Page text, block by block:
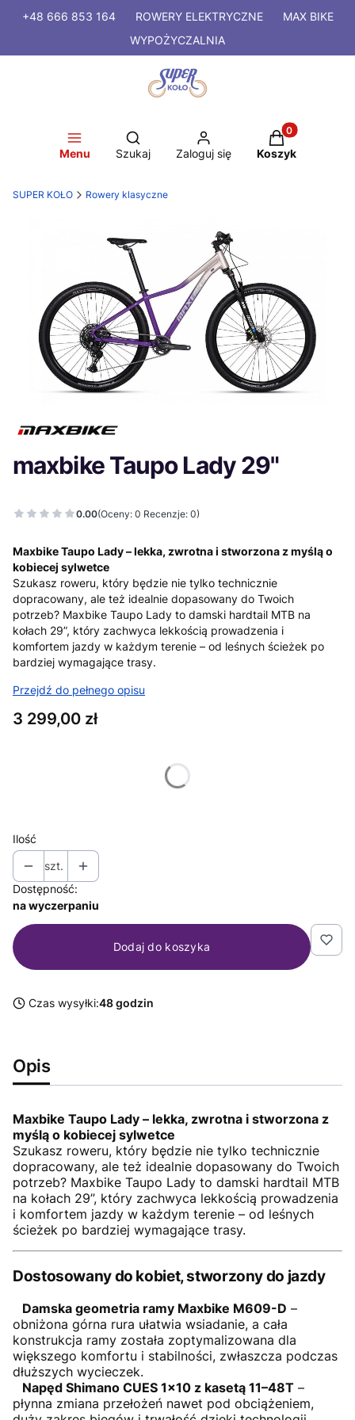
+48 666 853 164 ROWERYELEKTRYCZNE
MAX BIKE
WYPOŻYCZALNIA
Menu
Otwórz wyszukiwarkę
Szukaj Zaloguj się
Produkty w
Koszyk
SUPER KOŁO Rowery klasyczne
maxbike Taupo Lady 29"
0.00(Oceny: 0 Recenzje: 0)
Maxbike Taupo Lady – lekka, zwrotna i stworzona z myślą o
kobiecej sylwetce
Szukasz roweru, który będzie nie tylko technicznie
dopracowany, ale też idealnie dopasowany do Twoich
potrzeb? Maxbike Taupo Lady to damski hardtail MTB na
kołach 29”, który zachwyca lekkością prowadzenia i
komfortem jazdy w każdym terenie – od leśnych ścieżek po
bardziej wymagające trasy.
Przejdź do pełnego opisu
Cena
3 299,00 zł
Poszczególne warianty mogą różnić się ceną
Ilość
szt.
Dostępność:
na wyczerpaniu
Dodaj do koszyka
Czas wysyłki:48 godzin
Opis
Maxbike Taupo Lady – lekka, zwrotna i stworzona z
myślą o kobiecej sylwetce
Szukasz roweru, który będzie nie tylko technicznie
dopracowany, ale też idealnie dopasowany do Twoich
potrzeb? Maxbike Taupo Lady to damski hardtail MTB
na kołach 29”, który zachwyca lekkością prowadzenia
i komfortem jazdy w każdym terenie – od leśnych
ścieżek po bardziej wymagające trasy.
Dostosowany do kobiet, stworzony do jazdy
Damska geometria ramy Maxbike M609-D –
obniżona górna rura ułatwia wsiadanie, a cała
konstrukcja ramy została zoptymalizowana dla
większego komfortu i stabilności, zwłaszcza podczas
dłuższych wycieczek.
Napęd Shimano CUES 1x10 z kasetą 11–48T –
płynna zmiana przełożeń nawet pod obciążeniem,